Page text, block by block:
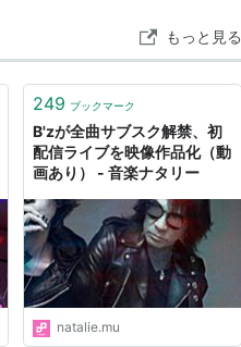
もっと見る
249 ブックマーク
B'zが全曲サブスク解禁、初
配信ライブを映像作品化（動
画あり） - 音楽ナタリー
natalie.mu